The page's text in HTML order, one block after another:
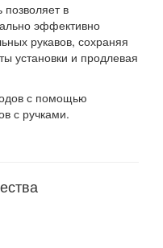
позволяет в
эффективно
рукавов, сохраняя
установки и продлевая
с помощью
с ручками.